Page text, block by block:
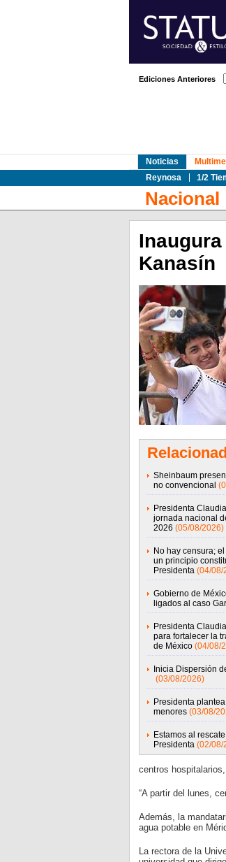
Ediciones Anteriores
Noticias
Reynosa
1/2
Nacional
Kanasín
Sheinbaum
no convencional
Presidenta
jornada nacional
2026 (05/08/2026)
No hay censura;
un principio
Presidenta (04/08/
Gobierno de
ligados al caso
Presidenta
para fortalecer la
de México (04/08/
Inicia Dispersión
(03/08/2026)
Presidenta
menores (03/08/
Estamos al
Presidenta (02/08/
centros
“A partir del lunes,
Además, la
agua potable en
La rectora de la